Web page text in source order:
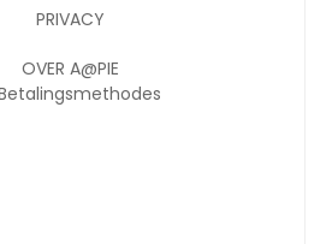
PRIVACY
OVER A@PIE